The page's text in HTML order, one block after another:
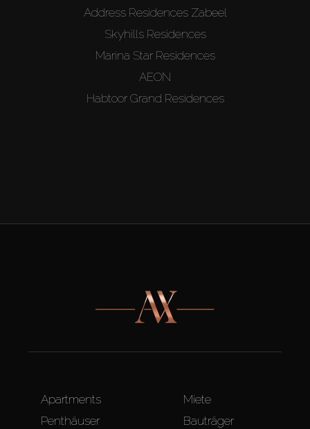
Address Residences Zabeel
Skyhills Residences
Marina Star Residences
AEON
Habtoor Grand Residences
Apartments
Penthäuser
Miete
Bauträger